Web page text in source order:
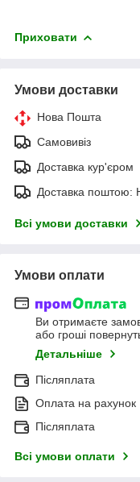
Приховати
Умови доставки
Нова Пошта
Самовивіз
Доставка кур'єром
Доставка поштою:
Всі умови доставки
Умови оплати
Ви отримаєте
або гроші
Детальніше
Післяплата
Оплата на рахунок
Післяплата
Всі умови оплати